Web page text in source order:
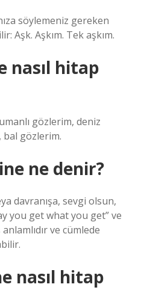
söylemeniz gereken
Aşk. Aşkım. Tek aşkım.
nasıl hitap
gözlerim, deniz
bal gözlerim.
ne denir?
davranışa, sevgi olsun,
you get what you get” ve
ve cümlede
nasıl hitap